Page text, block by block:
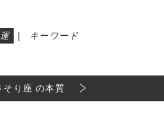
| キーワード
そり座 の本質